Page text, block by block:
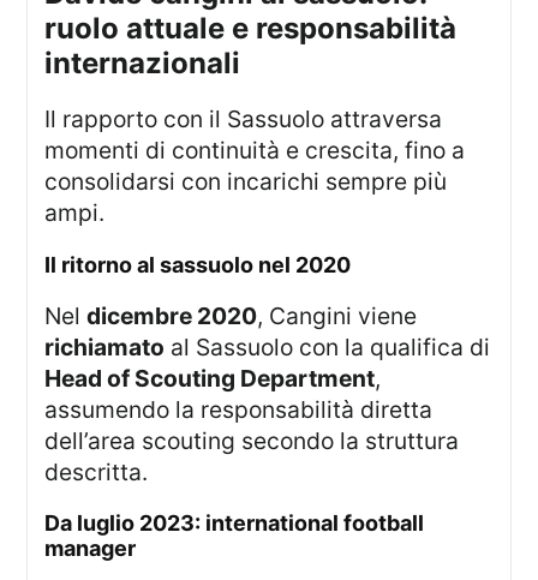
ruolo attuale e responsabilità
internazionali
Il rapporto con il Sassuolo attraversa
momenti di continuità e crescita, fino a
consolidarsi con incarichi sempre più
ampi.
il ritorno al sassuolo nel 2020
Neldicembre 2020, Cangini viene
richiamato al Sassuolo con la qualifica di
Head of Scouting Department,
assumendo la responsabilità diretta
dell’area scouting secondo la struttura
descritta.
da luglio 2023: international football
manager